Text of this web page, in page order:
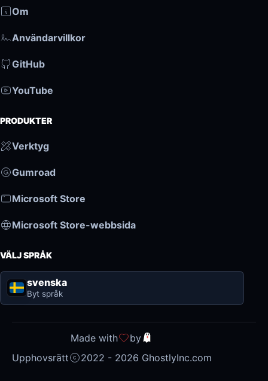
Om
Användarvillkor
GitHub
YouTube
PRODUKTER
Verktyg
Gumroad
Microsoft Store
Microsoft Store-webbsida
VÄLJ SPRÅK
svenska
Byt språk
Made with
by
Upphovsrätt
2022 - 2026 GhostlyInc.com